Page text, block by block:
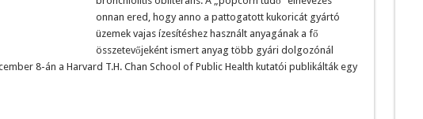
onnan ered, hogy anno a pattogatott kukoricát gyártó
üzemek vajas ízesítéshez használt anyagának a fő
összetevőjeként ismert anyag több gyári dolgozónál
8-án a Harvard T.H. Chan School of Public Health kutatói publikálták egy